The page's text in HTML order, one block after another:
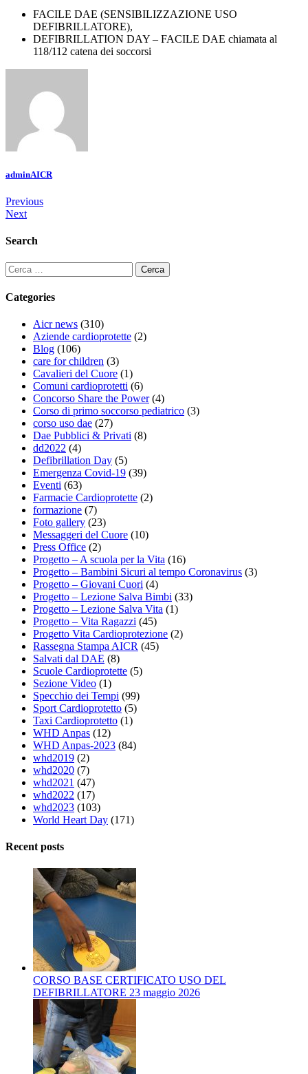
FACILE DAE (SENSIBILIZZAZIONE USO
DEFIBRILLATORE),
DEFIBRILLATION DAY – FACILE DAE chiamata al
118/112 catena dei soccorsi
adminAICR
Previous
Next
Search
Categories
Aicr news (310)
Aziende cardioprotette (2)
Blog (106)
care for children (3)
Cavalieri del Cuore (1)
Comuni cardioprotetti (6)
Concorso Share the Power(4)
Corso di primo soccorso pediatrico (3)
corso uso dae (27)
Dae Pubblici & Privati (8)
dd2022 (4)
Defibrillation Day (5)
Emergenza Covid-19 (39)
Eventi (63)
Farmacie Cardioprotette (2)
formazione (7)
Foto gallery (23)
Messaggeri del Cuore (10)
Press Office (2)
Progetto – A scuola per la Vita (16)
Progetto – Bambini Sicuri al tempo Coronavirus (3)
Progetto – Giovani Cuori (4)
Progetto – Lezione Salva Bimbi (33)
Progetto – Lezione Salva Vita (1)
Progetto – Vita Ragazzi (45)
Progetto Vita Cardioprotezione (2)
Rassegna Stampa AICR (45)
Salvati dal DAE (8)
Scuole Cardioprotette (5)
Sezione Video (1)
Specchio dei Tempi (99)
Sport Cardioprotetto (5)
Taxi Cardioprotetto (1)
WHD Anpas (12)
WHD Anpas-2023 (84)
whd2019 (2)
whd2020 (7)
whd2021 (47)
whd2022 (17)
whd2023 (103)
World Heart Day (171)
Recent posts
CORSO BASE CERTIFICATO USO DEL
DEFIBRILLATORE 23 maggio 2026